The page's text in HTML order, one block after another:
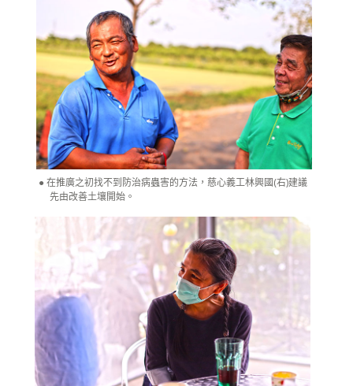
在推廣之初找不到防治病蟲害的方法，慈心義工林興國(右)建議
先由改善土壤開始。